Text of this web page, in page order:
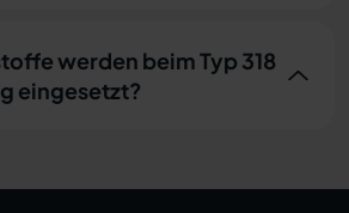
werden beim Typ 318
eingesetzt?